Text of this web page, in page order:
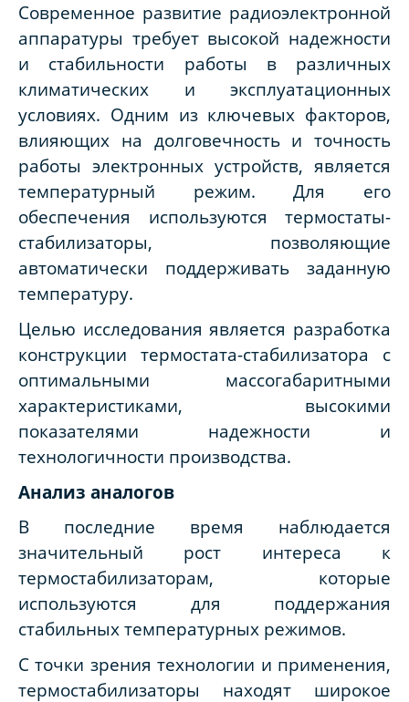
Современное развитие радиоэлектронной
аппаратуры требует высокой надежности
и стабильности работы в различных
климатических и эксплуатационных
условиях. Одним из ключевых факторов,
влияющих на долговечность и точность
работы электронных устройств, является
температурный режим. Для его
обеспечения используются термостаты-
стабилизаторы, позволяющие
автоматически поддерживать заданную
температуру.
Целью исследования является разработка
конструкции термостата-стабилизатора с
оптимальными массогабаритными
характеристиками, высокими
показателями надежности и
технологичности производства.
Анализ аналогов
В последние время наблюдается
значительный рост интереса к
термостабилизаторам, которые
используются для поддержания
стабильных температурных режимов.
С точки зрения технологии и применения,
термостабилизаторы находят широкое